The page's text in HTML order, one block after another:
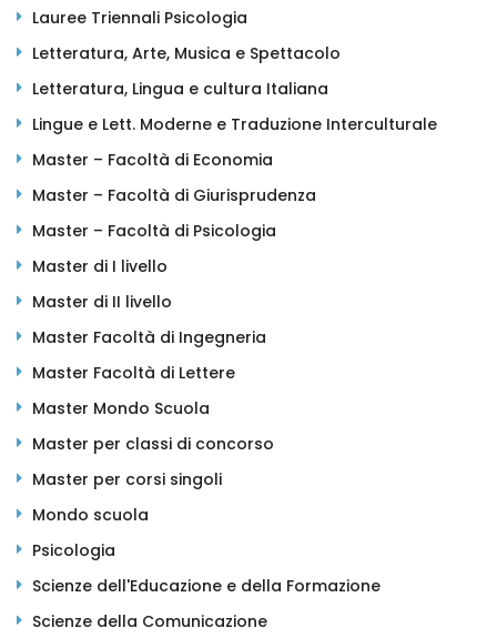
Lauree Triennali Psicologia
Letteratura, Arte, Musica e Spettacolo
Letteratura, Lingua e cultura Italiana
Lingue e Lett. Moderne e Traduzione Interculturale
Master – Facoltà di Economia
Master – Facoltà di Giurisprudenza
Master – Facoltà di Psicologia
Master di I livello
Master di II livello
Master Facoltà di Ingegneria
Master Facoltà di Lettere
Master Mondo Scuola
Master per classi di concorso
Master per corsi singoli
Mondo scuola
Psicologia
Scienze dell'Educazione e della Formazione
Scienze della Comunicazione